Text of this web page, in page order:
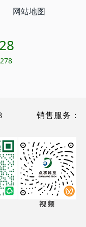
网站地图
销售服务：